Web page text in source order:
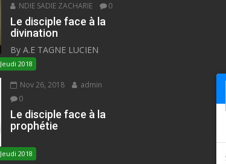
NDIE SADIE ZACHARIE
0
Le disciple face à la
divination
By A.E TAGNE LUCIEN
Jeudi 2018
Nov 26, 2018
admin
0
Le disciple face à la
prophétie
Jeudi 2018